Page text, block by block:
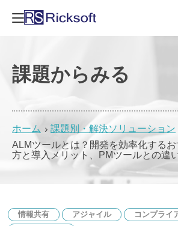
課題からみる
ホーム
課題別・解決ソリューション
ALMツールとは？開発を効率化する
方と導入メリット、PMツールとの違
情報共有 アジャイル
コンプライ